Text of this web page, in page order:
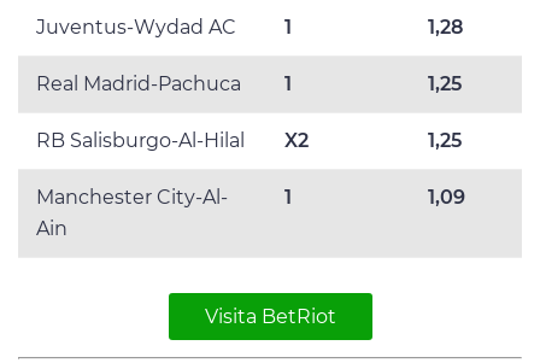
Juventus-Wydad AC 1 1,28
Real Madrid-Pachuca 1 1,25
RB Salisburgo-Al-Hilal X2 1,25
Manchester City-Al-
Ain
1 1,09
Visita BetRiot